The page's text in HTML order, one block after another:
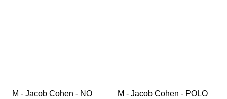
M - Jacob Cohen - NO
M - Jacob Cohen - POLO